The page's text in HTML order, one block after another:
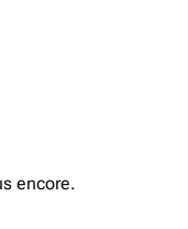
encore.